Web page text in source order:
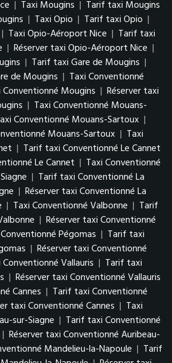
| Taxi Mougins | Tarif taxi Mougins
| Taxi Opio | Tarif taxi Opio |
| Taxi Opio-Aéroport Nice | Tarif taxi
| Réserver taxi Opio-Aéroport Nice |
| Tarif taxi Gare de Mougins |
de Mougins | Taxi Conventionné
Mougins | Réserver taxi
| Taxi Conventionné Mouans-
Conventionné Mouans-Sartoux |
Mouans-Sartoux | Taxi
| Tarif taxi Conventionné Le Cannet
Le Cannet | Taxi Conventionné
| Tarif taxi Conventionné La
| Réserver taxi Conventionné La
| Taxi Conventionné Valbonne | Tarif
| Réserver taxi Conventionné
Pégomas | Tarif taxi
| Réserver taxi Conventionné
Conventionné Vallauris | Tarif taxi
| Réserver taxi Conventionné Vallauris
Cannes | Tarif taxi Conventionné
taxi Conventionné Cannes | Taxi
sur-Siagne | Tarif taxi Conventionné
| Réserver taxi Conventionné Auribeau-
Mandelieu-la-Napoule | Tarif